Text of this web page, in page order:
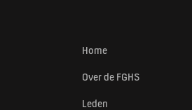
Home
Over de FGHS
Leden